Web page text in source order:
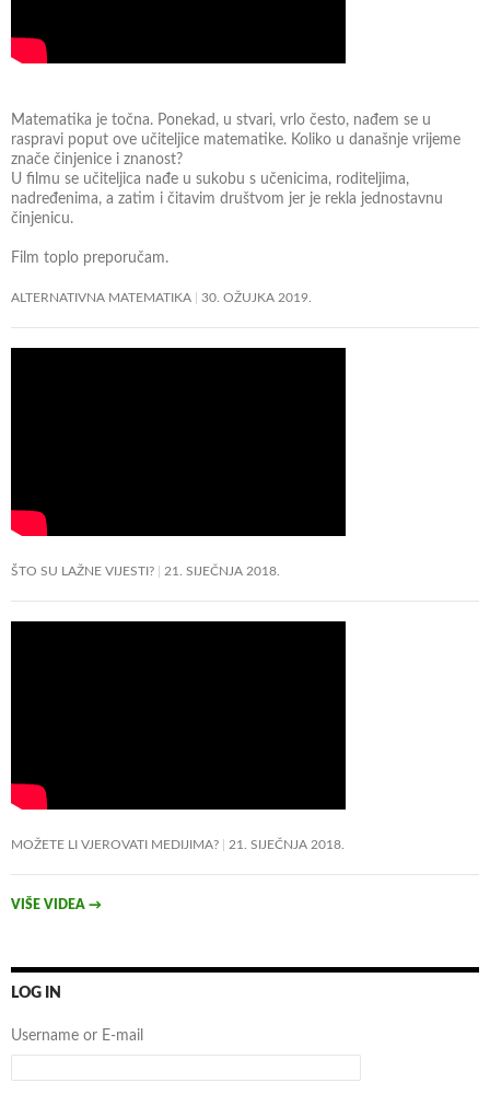
Matematika je točna. Ponekad, u stvari, vrlo često, nađem se u
raspravi poput ove učiteljice matematike. Koliko u današnje vrijeme
znače činjenice i znanost?
U filmu se učiteljica nađe u sukobu s učenicima, roditeljima,
nadređenima, a zatim i čitavim društvom jer je rekla jednostavnu
činjenicu.
Film toplo preporučam.
ALTERNATIVNA MATEMATIKA 30. OŽUJKA 2019.
ŠTO SU LAŽNE VIJESTI? 21. SIJEČNJA 2018.
MOŽETE LI VJEROVATI MEDIJIMA? 21. SIJEČNJA 2018.
VIŠE VIDEA →
LOG IN
Username or E-mail